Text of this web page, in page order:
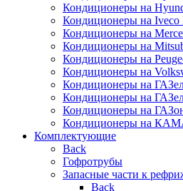
Кондиционеры на
Кондиционеры на Iveco
Кондиционеры на
Кондиционеры на
Кондиционеры на
Кондиционеры на
Кондиционеры на
Кондиционеры на
Кондиционеры на
Кондиционеры на
Комплектующие
Back
Гофротрубы
Запасные части к
Back